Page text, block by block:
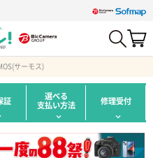
サーモス)
証 選べる
支払い方法 修理受付